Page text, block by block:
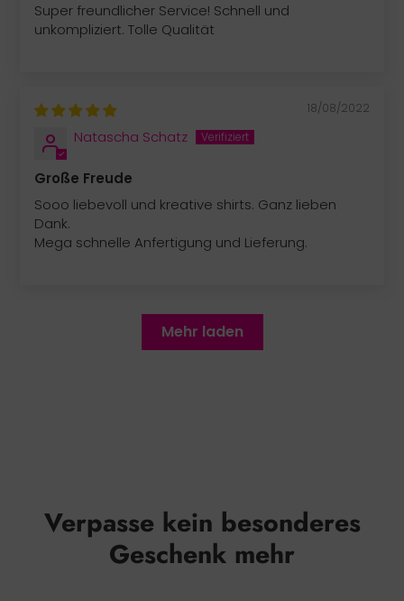
Super freundlicher Service! Schnell und
unkompliziert. Tolle Qualität
18/08/2022
Natascha Schatz
Große Freude
Sooo liebevoll und kreative shirts. Ganz lieben
Dank.
Mega schnelle Anfertigung und Lieferung.
Mehr laden
Verpasse kein besonderes
Geschenk mehr